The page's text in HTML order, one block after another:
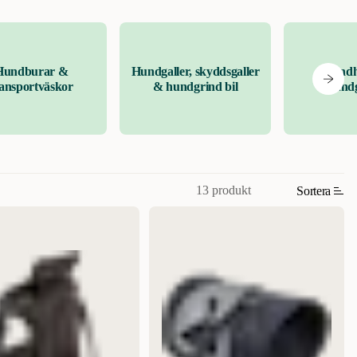
&
Hundgaller, skyddsgaller
& hundgrind bil
13 produkt Sortera